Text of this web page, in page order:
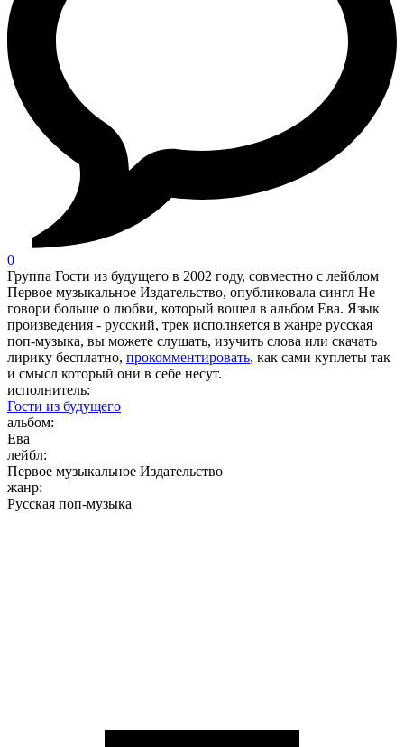
0
Группа Гости из будущего в 2002 году, совместно с лейблом
Первое музыкальное Издательство, опубликовала сингл Не
говори больше о любви, который вошел в альбом Ева. Язык
произведения - русский, трек исполняется в жанре русская
поп-музыка, вы можете слушать, изучить слова или скачать
лирику бесплатно, прокомментировать, как сами куплеты так
и смысл который они в себе несут.
исполнитель:
Гости из будущего
альбом:
Ева
лейбл:
Первое музыкальное Издательство
жанр:
Русская поп-музыка